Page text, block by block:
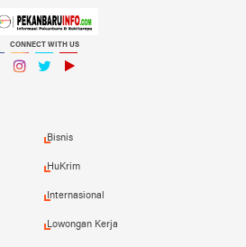
CONNECT WITH US
Bisnis
HuKrim
Internasional
Lowongan Kerja